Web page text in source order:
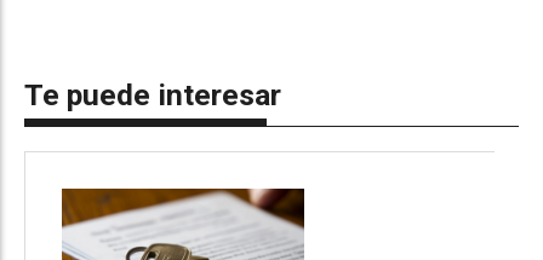
Te puede interesar